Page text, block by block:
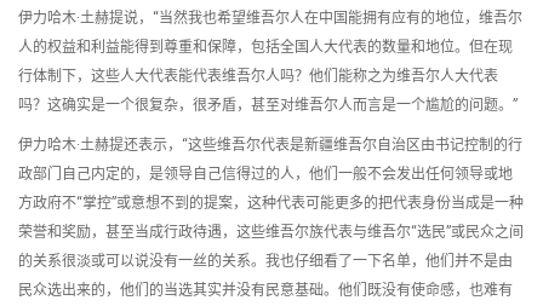
伊力哈木·土赫提说，“当然我也希望维吾尔人在中国能拥有应有的地位，维吾尔
人的权益和利益能得到尊重和保障，包括全国人大代表的数量和地位。但在现
行体制下，这些人大代表能代表维吾尔人吗？他们能称之为维吾尔人大代表
吗？这确实是一个很复杂，很矛盾，甚至对维吾尔人而言是一个尴尬的问题。”
伊力哈木·土赫提还表示，“这些维吾尔代表是新疆维吾尔自治区由书记控制的行
政部门自己内定的，是领导自己信得过的人，他们一般不会发出任何领导或地
方政府不“掌控”或意想不到的提案，这种代表可能更多的把代表身份当成是一种
荣誉和奖励，甚至当成行政待遇，这些维吾尔族代表与维吾尔“选民”或民众之间
的关系很淡或可以说没有一丝的关系。我也仔细看了一下名单，他们并不是由
民众选出来的，他们的当选其实并没有民意基础。他们既没有使命感，也难有